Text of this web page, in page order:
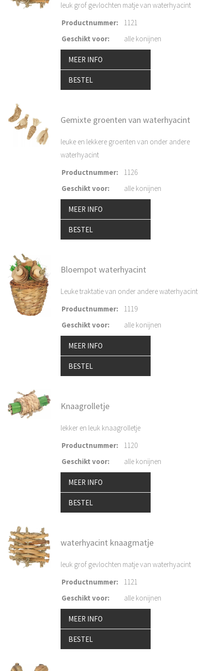
leuk grof gevlochten matje van waterhyacint
Productnummer:
1121
Geschikt voor: alle konijnen
MEER INFO
BESTEL
Gemixte groenten van waterhyacint
leuke en lekkere groenten van onder andere
waterhyacint
Productnummer:
1126
Geschikt voor: alle konijnen
MEER INFO
BESTEL
Bloempot waterhyacint
Leuke traktatie van onder andere waterhyacint
Productnummer:
1119
Geschikt voor: alle konijnen
MEER INFO
BESTEL
Knaagrolletje
lekker en leuk knaagrolletje
Productnummer:
1120
Geschikt voor: alle konijnen
MEER INFO
BESTEL
waterhyacint knaagmatje
leuk grof gevlochten matje van waterhyacint
Productnummer:
1121
Geschikt voor: alle konijnen
MEER INFO
BESTEL